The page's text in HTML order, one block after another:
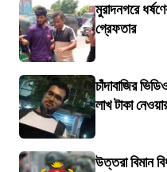
মুরাদনগরে
গ্রেফতার
চাঁদাবাজির
লাখ টাকা
উত্তরা বিমান